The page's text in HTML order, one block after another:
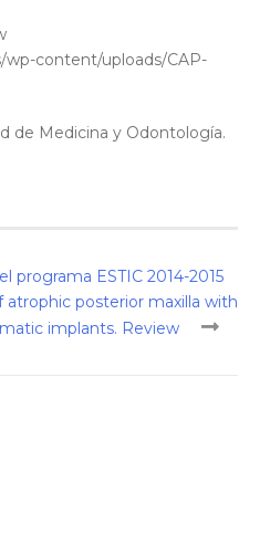
wp-content/uploads/CAP-
de Medicina y Odontología.
programa ESTIC 2014-2015
atrophic posterior maxilla with
implants. Review